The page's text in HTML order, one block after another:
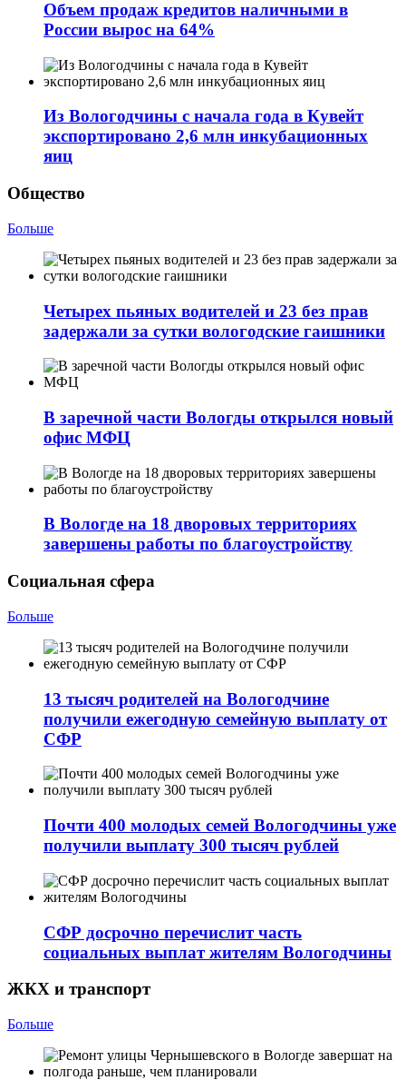
Объем продаж кредитов наличными в
России вырос на 64%
Из Вологодчины с начала года в Кувейт
экспортировано 2,6 млн инкубационных
яиц
Общество
Больше
Четырех пьяных водителей и 23 без прав
задержали за сутки вологодские гаишники
В заречной части Вологды открылся новый
офис МФЦ
В Вологде на 18 дворовых территориях
завершены работы по благоустройству
Социальная сфера
Больше
13 тысяч родителей на Вологодчине
получили ежегодную семейную выплату от
СФР
Почти 400 молодых семей Вологодчины уже
получили выплату 300 тысяч рублей
СФР досрочно перечислит часть
социальных выплат жителям Вологодчины
ЖКХ и транспорт
Больше